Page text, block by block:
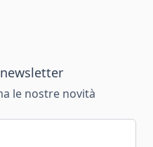
le nostre novità